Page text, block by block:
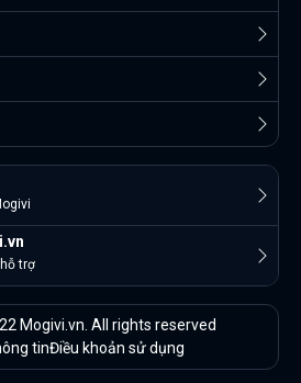
trợ
Mogivi.vn. All rights reserved
tinĐiều khoản sử dụng